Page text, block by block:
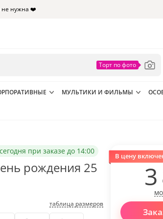
не нужна ❤️
МУЛЬТИКИ И ФИЛЬМЫ
при заказе до 14:00
рождения 25
таблица размеров
В цену